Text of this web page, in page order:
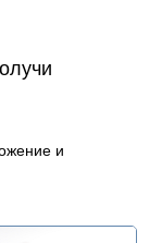
и